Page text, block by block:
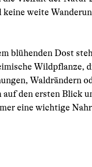
weite
blühenden Dost
Wildpflanze,
Waldrändern
den ersten Blick
eine wichtige